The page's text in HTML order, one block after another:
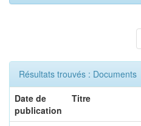
Résultats trouvés : Documents
Date de
publication
Titre